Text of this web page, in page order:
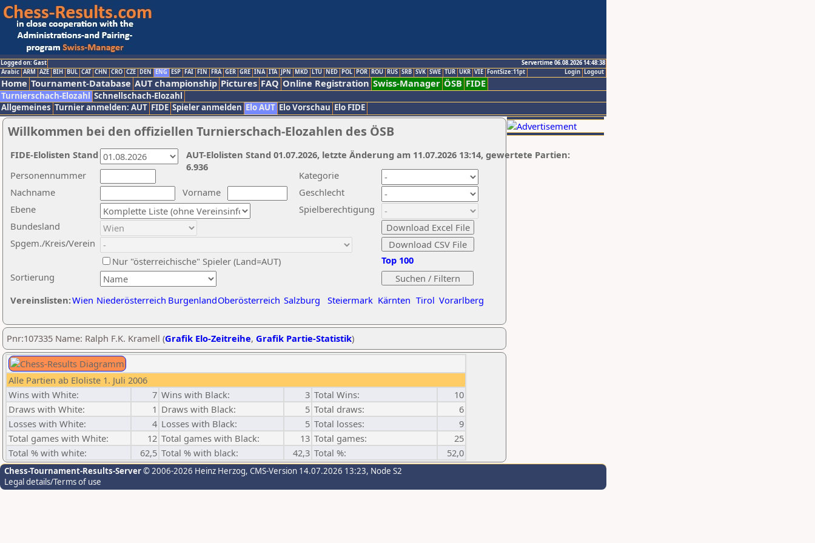
Logged on: Gast
Servertime 06.08.2026 14:48:38
Logout
Login
Arabic ARM AZE BIH BUL CAT CHN CRO CZE DEN ENG ESP FAI FIN FRA GER GRE INA ITA JPN MKD LTU NED POL POR ROU RUS SRB SVK SWE TUR UKR VIE FontSize:11pt
Home Tournament-Database AUT championship Pictures FAQ Online Registration Swiss-Manager ÖSB FIDE
Turnierschach-Elozahl Schnellschach-Elozahl
Allgemeines Turnier anmelden: AUT FIDE Spieler anmelden Elo AUT Elo Vorschau Elo FIDE
Willkommen bei den offiziellen Turnierschach-Elozahlen des ÖSB
Nachname
Vorname
Ebene
Kategorie
Sortierung
Personennummer
Bundesland
Spgem./Kreis/Verein
Geschlecht
Nur "österreichische" Spieler (Land=AUT)
Spielberechtigung
Vereinslisten:Wien Niederösterreich BurgenlandOberösterreich Salzburg Steiermark Kärnten Tirol Vorarlberg
Top 100
AUT-Elolisten Stand 01.07.2026, letzte Änderung am 11.07.2026 13:14, gewertete Partien:
6.936
FIDE-Elolisten Stand
Pnr:107335 Name: Ralph F.K. Kramell (Grafik Elo-Zeitreihe, Grafik Partie-Statistik)
Alle Partien ab Eloliste 1. Juli 2006
Wins with White:
7 Wins with Black: 3 Total Wins:
10
Draws with White:
1 Draws with Black: 5 Total draws:
6
Losses with White:
4 Losses with Black: 5 Total losses:
9
Total games with White:
12 Total games with Black: 13 Total games:
25
Total % with white:
62,5 Total % with black: 42,3 Total %: 52,0
Chess-Tournament-Results-Server© 2006-2026 Heinz Herzog, CMS-Version 14.07.2026 13:23, Node S2
Legal details/Terms of use